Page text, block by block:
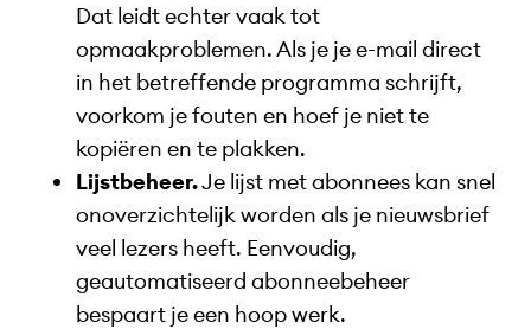
Dat leidt echter vaak tot
opmaakproblemen. Als je je e-mail direct
in het betreffende programma schrijft,
voorkom je fouten en hoef je niet te
kopiëren en te plakken.
Lijstbeheer.Je lijst met abonnees kan snel
onoverzichtelijk worden als je nieuwsbrief
veel lezers heeft. Eenvoudig,
geautomatiseerd abonneebeheer
bespaart je een hoop werk.